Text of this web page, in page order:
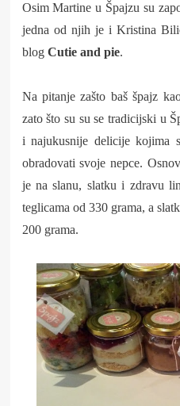
Osim Martine u Špajzu su
jedna od njih je i Kristina
blog Cutie and pie.
Na pitanje zašto baš špajz
zato što su su se tradicijski u
i najukusnije delicije kojima
obradovati svoje nepce.
je na slanu, slatku i zdravu
teglicama od 330 grama, a
200 grama.